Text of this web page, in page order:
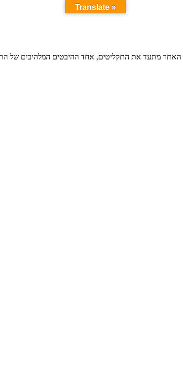
האתר מתעד את התקליטים, אחד ההיבטים המלהיבים של
Translate »